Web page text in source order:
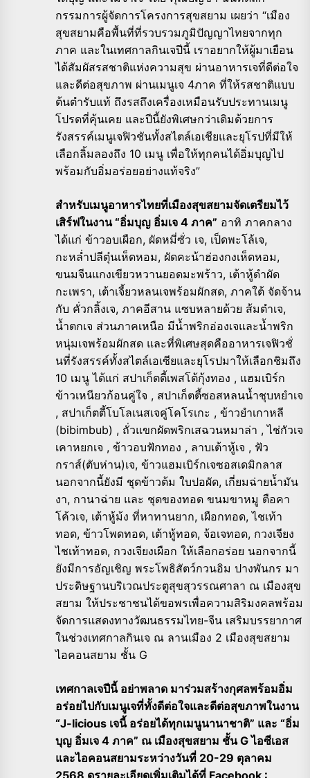
กรรมการผู้จัดการโครงการสุขสยาม เผยว่า “เมือง
สุขสยามคือพื้นที่ที่รวบรวมภูมิปัญญาไทยจากทุก
ภาค และในเทศกาลกินเจปีนี้ เราอยากให้ผู้มาเยือน
ได้สัมผัสรสชาติแห่งความสุข ผ่านอาหารเจที่ดีต่อใจ
และดีต่อสุขภาพ ผ่านเมนูเจ 4ภาค ที่ให้รสชาติแบบ
ต้นตำรับแท้ ถึงรสถึงเครื่องเหมือนรับประทานเมนู
โปรดที่คุ้นเคย และปีนี้ยังพิเศษกว่าเดิมด้วยการ
รังสรรค์เมนูเจฟิวชันทั้งสไตล์เอเชียและยุโรปที่มีให้
เลือกลิ้มลองถึง 10 เมนู เพื่อให้ทุกคนได้อิ่มบุญไป
พร้อมกับอิ่มอร่อยอย่างแท้จริง”
สำหรับเมนูอาหารไทยที่เมืองสุขสยามจัดเตรียมไว้
เสิร์ฟในงาน “อิ่มบุญ อิ่มเจ 4 ภาค” อาทิ ภาคกลาง
ได้แก่ ข้าวอบเผือก, ผัดหมี่ซั่ว เจ, เป็ดพะโล้เจ,
กะหล่ำปลีตุ๋นเห็ดหอม, ผัดคะน้าฮ่องกงเห็ดหอม,
ขนมจีนแกงเขียวหวานยอดมะพร้าว, เต้าหู้ดำผัด
กะเพรา, เต้าเจี้ยวหลนเจพร้อมผักสด, ภาคใต้ จัดจ้าน
กับ คั่วกลิ้งเจ, ภาคอีสาน แซบหลายด้วย ส้มตำเจ,
น้ำตกเจ ส่วนภาคเหนือ มีน้ำพริกอ่องเจและน้ำพริก
หนุ่มเจพร้อมผักสด และที่พิเศษสุดคืออาหารเจฟิวชั่
นที่รังสรรค์ทั้งสไตล์เอเซียและยุโรปมาให้เลือกชิมถึง
10 เมนู ได้แก่ สปาเก็ตตี้เพสโต้กุ้งทอง , แฮมเบิร์ก
ข้าวเหนียวก้อนคู่ใจ , สปาเก็ตตี้ซอสหลนน้ำชุบหยำเจ
, สปาเก็ตตี้โบโลเนสเจคู่โคโรเกะ , ข้าวยำเกาหลี
(bibimbub) , ถั่วแขกผัดพริกเสฉวนหมาล่า , ไช่กัวเจ
เคาหยกเจ , ข้าวอบฟักทอง , ลาบเต้าหู้เจ , ฟัว
กราส์(ตับห่าน)เจ, ข้าวแฮมเบิร์กเจซอสเดมิกลาส
นอกจากนี้ยังมี ชุดข้าวต้ม ใบปอผัด, เกี่ยมฉ่ายน้ำมัน
งา, กานาฉ่าย และ ชุดของทอด ขนมขาหมู ตือคา
โค้วเจ, เต้าหู้ม้ง ที่หาทานยาก, เผือกทอด, ไชเท้า
ทอด, ข้าวโพดทอด, เต้าหู้ทอด, จ้อเจทอด, กวงเจียง
ไชเท้าทอด, กวงเจียงเผือก ให้เลือกอร่อย นอกจากนี้
ยังมีการอัญเชิญ พระโพธิสัตว์กวนอิม ปางพันกร มา
ประดิษฐานบริเวณประตูสุขสุวรรณศาลา ณ เมืองสุข
สยาม ให้ประชาชนได้ขอพรเพื่อความสิริมงคลพร้อม
จัดการแสดงทางวัฒนธรรมไทย-จีน เสริมบรรยากาศ
ในช่วงเทศกาลกินเจ ณ ลานเมือง 2 เมืองสุขสยาม
ไอคอนสยาม ชั้น G
เทศกาลเจปีนี้ อย่าพลาด มาร่วมสร้างกุศลพร้อมอิ่ม
อร่อยไปกับเมนูเจที่ทั้งดีต่อใจและดีต่อสุขภาพในงาน
“J-licious เจนี้ อร่อยได้ทุกเมนูนานาชาติ” และ “อิ่ม
บุญ อิ่มเจ 4 ภาค” ณ เมืองสุขสยาม ชั้น G ไอซีเอส
และไอคอนสยามระหว่างวันที่ 20-29 ตุลาคม
2568 ดูรายละเอียดเพิ่มเติมได้ที่ Facebook :